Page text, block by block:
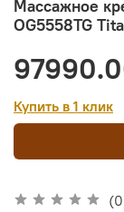
Массажное
OG5558TG
Купить в 1 клик